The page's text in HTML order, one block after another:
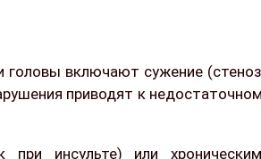
включают сужение
приводят к
инсульте) или